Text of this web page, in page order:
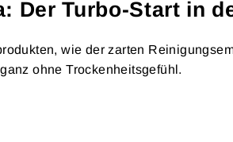
Der Turbo-Start in
wie der zarten
ohne Trockenheitsgefühl.